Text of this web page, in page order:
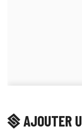
AJOUTER